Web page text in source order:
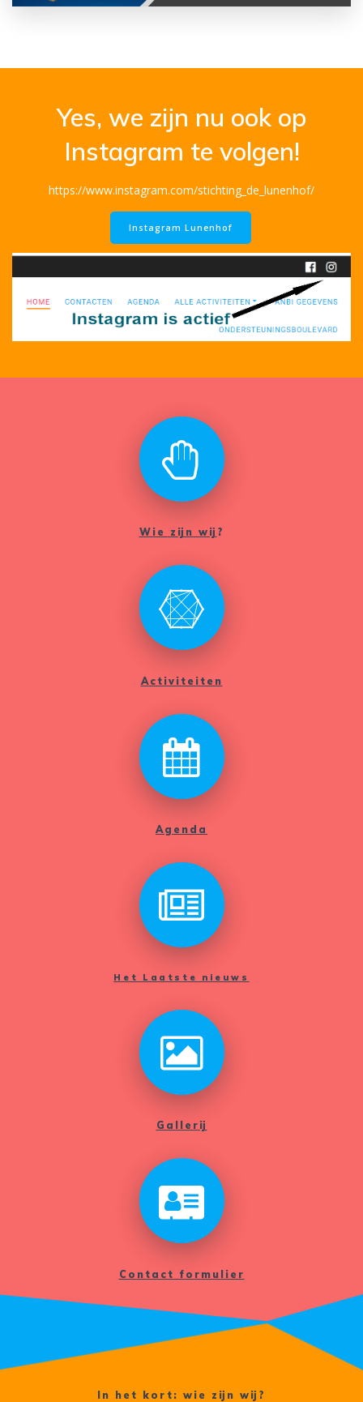
Yes, we zijn nu ook op
Instagram te volgen!
https://www.instagram.com/stichting_de_lunenhof/
Instagram Lunenhof
Wie zijn wij ?
Activiteiten
Agenda
Het Laatste nieuws
Gallerij
Contact formulier
In het kort: wie zijn wij?